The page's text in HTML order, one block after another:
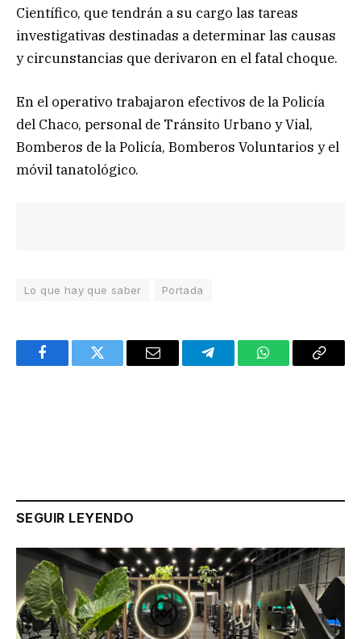
Científico, que tendrán a su cargo las tareas
investigativas destinadas a determinar las causas
y circunstancias que derivaron en el fatal choque.
En el operativo trabajaron efectivos de la Policía
del Chaco, personal de Tránsito Urbano y Vial,
Bomberos de la Policía, Bomberos Voluntarios y el
móvil tanatológico.
Lo que hay que saber Portada
FacebookTwitter Email TelegramWhatsAppCopy
SEGUIR LEYENDO